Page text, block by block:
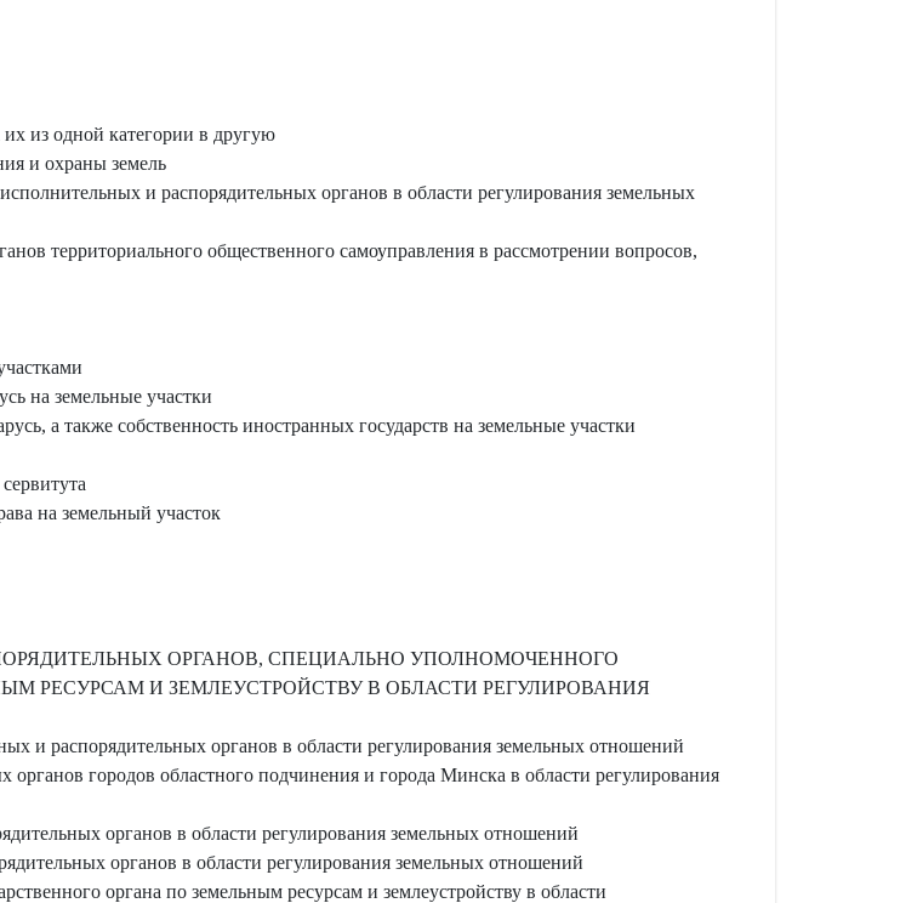
из одной категории в другую
и охраны земель
и распорядительных органов в области регулирования земельных
территориального общественного самоуправления в рассмотрении вопросов,
на земельные участки
а также собственность иностранных государств на земельные участки
на земельный участок
ОРГАНОВ, СПЕЦИАЛЬНО УПОЛНОМОЧЕННОГО
РЕСУРСАМ И ЗЕМЛЕУСТРОЙСТВУ В ОБЛАСТИ РЕГУЛИРОВАНИЯ
и распорядительных органов в области регулирования земельных отношений
городов областного подчинения и города Минска в области регулирования
органов в области регулирования земельных отношений
органов в области регулирования земельных отношений
органа по земельным ресурсам и землеустройству в области